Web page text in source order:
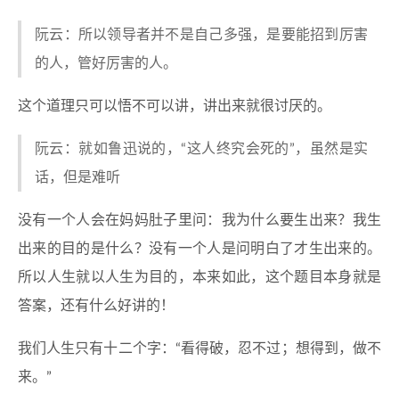
阮云：所以领导者并不是自己多强，是要能招到厉害
的人，管好厉害的人。
这个道理只可以悟不可以讲，讲出来就很讨厌的。
阮云：就如鲁迅说的，“这人终究会死的”，虽然是实
话，但是难听
没有一个人会在妈妈肚子里问：我为什么要生出来？我生
出来的目的是什么？没有一个人是问明白了才生出来的。
所以人生就以人生为目的，本来如此，这个题目本身就是
答案，还有什么好讲的！
我们人生只有十二个字：“看得破，忍不过；想得到，做不
来。”